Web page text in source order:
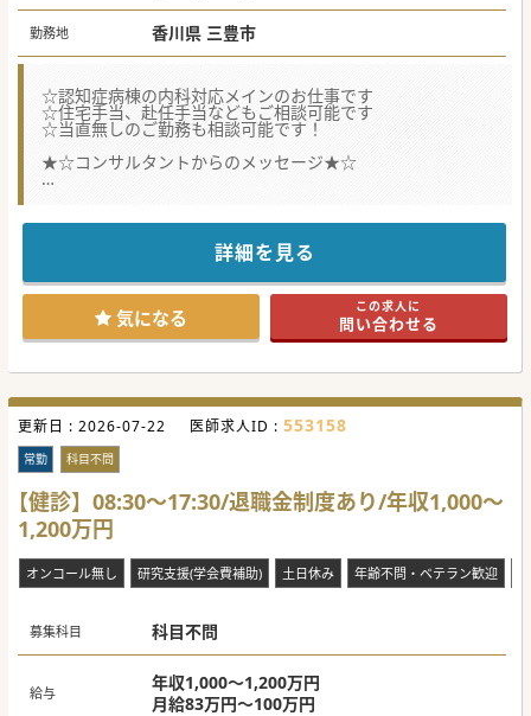
勤務地 香川県 三豊市
☆認知症病棟の内科対応メインのお仕事です
☆住宅手当、赴任手当などもご相談可能です
☆当直無しのご勤務も相談可能です！
★☆コンサルタントからのメッセージ★☆
にご自宅に帰られるという勤務も可能です。
仮に当直に入られると、ゆったり当直で1回45,000円ですの
で年収UPにもつなげられます♪
#秋入職可
詳細を見る
気になる この求人に
問い合わせる
更新日 : 2026-07-22 医師求人ID : 553158
常勤 科目不問
【健診】08:30～17:30/退職金制度あり/年収1,000～
1,200万円
オンコール無し 研究支援(学会費補助) 土日休み 年齢不問・ベテラン歓迎
募集科目 科目不問
給与
年収1,000～1,200万円
月給83万円～100万円